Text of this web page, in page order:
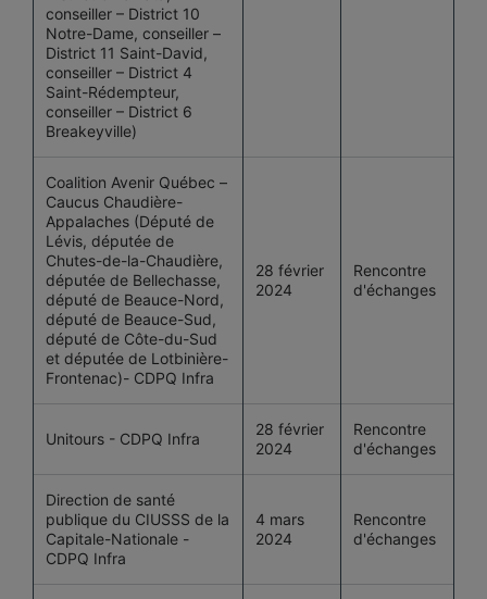
conseiller – District 10
Notre-Dame, conseiller –
District 11 Saint-David,
conseiller – District 4
Saint-Rédempteur,
conseiller – District 6
Breakeyville)
Coalition Avenir Québec –
Caucus Chaudière-
Appalaches (Député de
Lévis, députée de
Chutes-de-la-Chaudière,
députée de Bellechasse,
député de Beauce-Nord,
député de Beauce-Sud,
député de Côte-du-Sud
et députée de Lotbinière-
Frontenac)- CDPQ Infra
28 février
2024
Rencontre
d'échanges
Unitours - CDPQ Infra
28 février
2024
Rencontre
d'échanges
Direction de santé
publique du CIUSSS de la
Capitale-Nationale -
CDPQ Infra
4 mars
2024
Rencontre
d'échanges